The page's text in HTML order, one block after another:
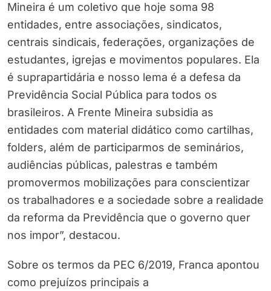
Mineira é um coletivo que hoje soma 98
entidades, entre associações, sindicatos,
centrais sindicais, federações, organizações de
estudantes, igrejas e movimentos populares. Ela
é suprapartidária e nosso lema é a defesa da
Previdência Social Pública para todos os
brasileiros. A Frente Mineira subsidia as
entidades com material didático como cartilhas,
folders, além de participarmos de seminários,
audiências públicas, palestras e também
promovermos mobilizações para conscientizar
os trabalhadores e a sociedade sobre a realidade
da reforma da Previdência que o governo quer
nos impor”, destacou.
Sobre os termos da PEC 6/2019, Franca apontou
como prejuízos principais a